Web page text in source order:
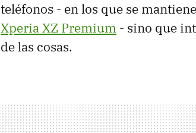
teléfonos - en los que se
Xperia XZ Premium - sino que
de las cosas.